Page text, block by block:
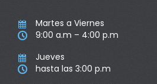
 Martes a Viernes
 9:00 a.m – 4:00 p.m
 Jueves
 hasta las 3:00 p.m